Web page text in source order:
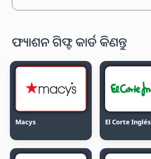
ଫ୍ୟାଶନ ଗିଫ୍ଟ କାର୍ଡ କିଣନ୍ତୁ
Macys El Corte Inglés